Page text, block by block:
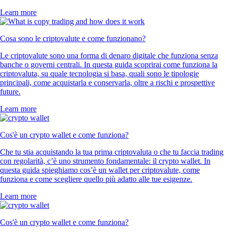
Learn more
Cosa sono le criptovalute e come funzionano?
Le criptovalute sono una forma di denaro digitale che funziona senza
banche o governi centrali. In questa guida scoprirai come funziona la
criptovaluta, su quale tecnologia si basa, quali sono le tipologie
principali, come acquistarla e conservarla, oltre a rischi e prospettive
future.
Learn more
Cos'è un crypto wallet e come funziona?
Che tu stia acquistando la tua prima criptovaluta o che tu faccia trading
con regolarità, c’è uno strumento fondamentale: il crypto wallet. In
questa guida spieghiamo cos’è un wallet per criptovalute, come
funziona e come scegliere quello più adatto alle tue esigenze.
Learn more
Cos'è un crypto wallet e come funziona?